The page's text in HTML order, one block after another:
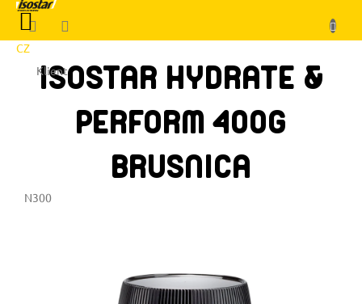
Prejsť
obsah
CZ
Klient
NÁKUPNÝ
KOŠÍK
ISOSTAR HYDRATE &
PERFORM 400G
BRUSNICA
N300